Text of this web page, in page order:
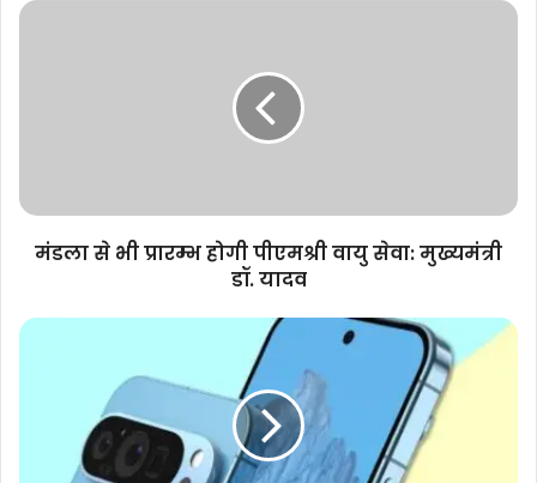
मंडला
मुख्यमंत्री
यादवमंडला से भी प्रारम्भ होगी पीएमश्री वायु सेवा: मुख्यमंत्री
डॉ. यादव
गूगल